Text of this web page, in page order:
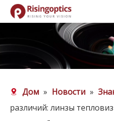
Дом » Новости »
различий: линзы